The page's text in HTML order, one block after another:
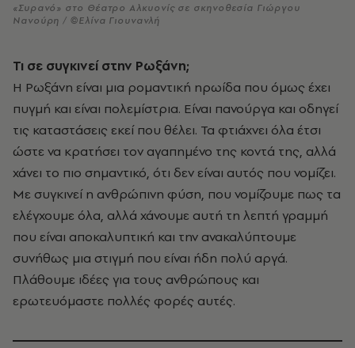
«Συρανό» στο Θέατρο Αλκυονίς σε σκηνοθεσία Γιώργου
Νανούρη / ©Ελίνα Γιουνανλή
Τι σε συγκινεί στην Ρωξάνη;
Η Ρωξάνη είναι μια ρομαντική ηρωίδα που όμως έχει
πυγμή και είναι πολεμίστρια. Είναι πανούργα και οδηγεί
τις καταστάσεις εκεί που θέλει. Τα φτιάχνει όλα έτσι
ώστε να κρατήσει τον αγαπημένο της κοντά της, αλλά
χάνει το πιο σημαντικό, ότι δεν είναι αυτός που νομίζει.
Με συγκινεί η ανθρώπινη φύση, που νομίζουμε πως τα
ελέγχουμε όλα, αλλά χάνουμε αυτή τη λεπτή γραμμή
που είναι αποκαλυπτική και την ανακαλύπτουμε
συνήθως μια στιγμή που είναι ήδη πολύ αργά.
Πλάθουμε ιδέες για τους ανθρώπους και
ερωτευόμαστε πολλές φορές αυτές.